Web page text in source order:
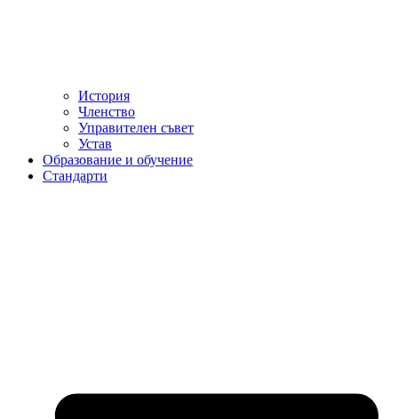
История
Членство
Управителен съвет
Устав
Образование и обучение
Стандарти